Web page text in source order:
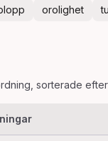
orolighet
, sorterade